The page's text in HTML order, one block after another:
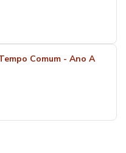
Comum - Ano A